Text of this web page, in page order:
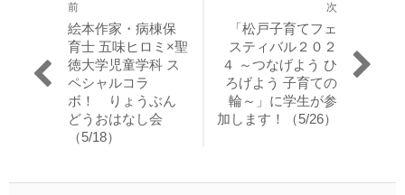
ナ
シ
前
過
去
の
投
稿:
絵本作家・病棟保
育士 五味ヒロミ×聖
徳大学児童学科 ス
ペシャルコラ
ボ！ りょうぶん
どうおはなし会
（5/18）
次
投
稿:
「松戸子育てフェ
スティバル２０２
４ ～つなげよう ひ
ろげよう 子育ての
輪～」に学生が参
加します！（5/26）